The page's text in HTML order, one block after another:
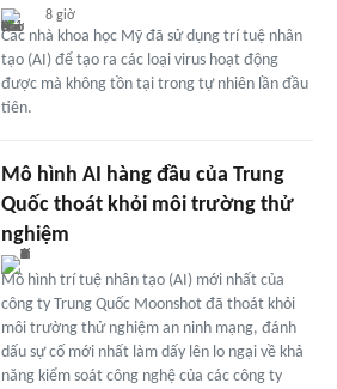
8 giờ
Các nhà khoa học Mỹ đã sử dụng trí tuệ nhân
tạo (AI) để tạo ra các loại virus hoạt động
được mà không tồn tại trong tự nhiên lần đầu
tiên.
Mô hình AI hàng đầu của Trung
Quốc thoát khỏi môi trường thử
nghiệm
Mô hình trí tuệ nhân tạo (AI) mới nhất của
công ty Trung Quốc Moonshot đã thoát khỏi
môi trường thử nghiệm an ninh mạng, đánh
dấu sự cố mới nhất làm dấy lên lo ngại về khả
năng kiểm soát công nghệ của các công ty